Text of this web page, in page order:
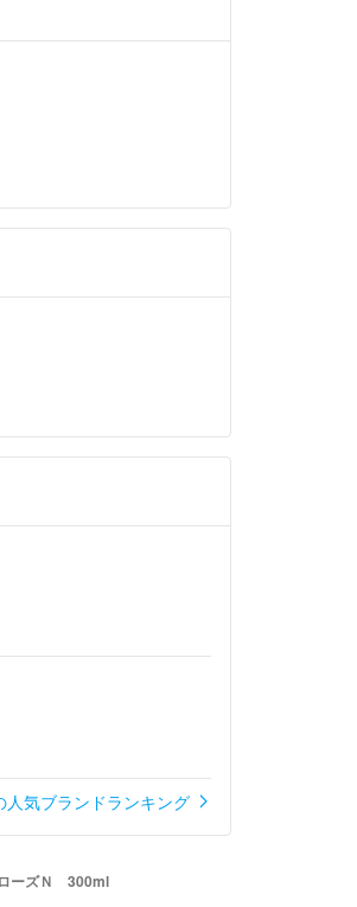
気ブランドランキング
ーズＮ 300ml